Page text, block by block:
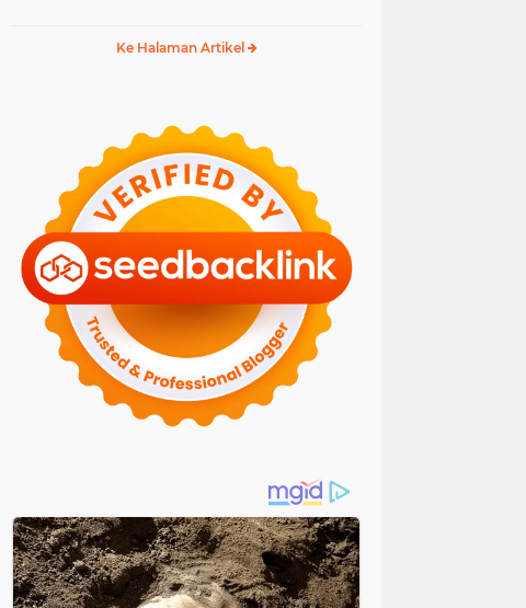
Ke Halaman Artikel